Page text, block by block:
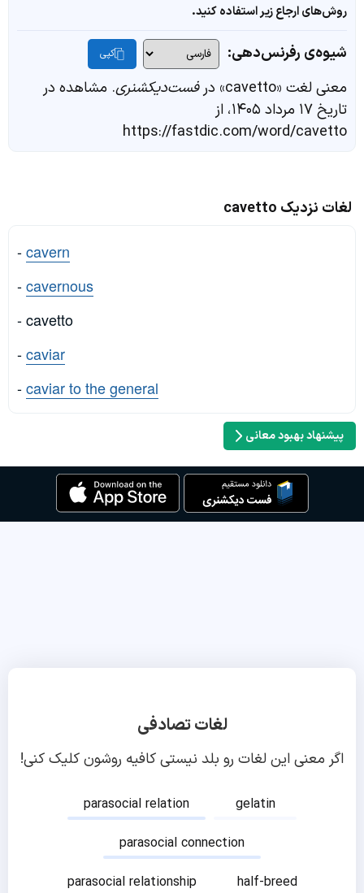
روش‌های ارجاع زیر استفاده کنید.
شیوه‌ی رفرنس‌دهی: کپی
معنی لغت «cavetto» در فست‌دیکشنری. مشاهده در
تاریخ ۱۷ مرداد ۱۴۰۵، از
https://fastdic.com/word/cavetto
لغات نزدیک cavetto
-cavern
-cavernous
- cavetto
-caviar
-caviar to the general
پیشنهاد بهبود معانی
لغات تصادفی
اگر معنی این لغات رو بلد نیستی کافیه روشون کلیک کنی!
parasocial relation
gelatin
parasocial connection
parasocial relationship
half-breed